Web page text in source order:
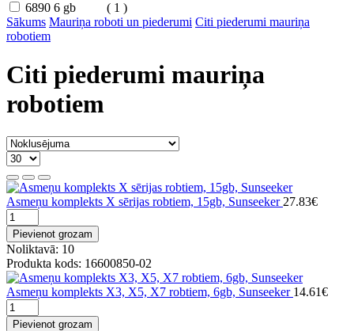
6890 6 gb
( 1 )
Sākums Mauriņa roboti un piederumi Citi piederumi mauriņa
robotiem
Citi piederumi mauriņa
robotiem
Asmeņu komplekts X sērijas robtiem, 15gb, Sunseeker 27.83€
Pievienot grozam
Noliktavā: 10
Produkta kods: 16600850-02
Asmeņu komplekts X3, X5, X7 robtiem, 6gb, Sunseeker 14.61€
Pievienot grozam